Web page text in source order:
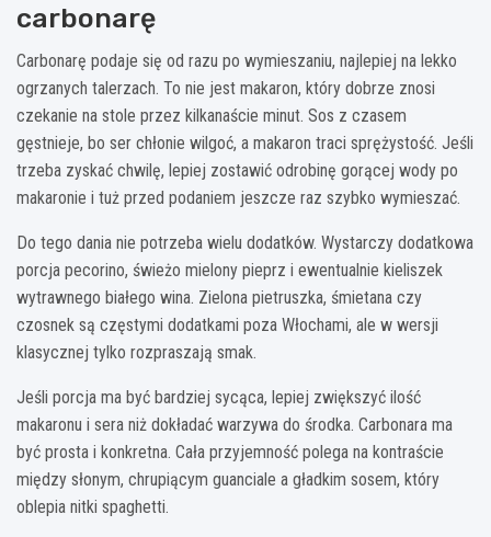
carbonarę
Carbonarę podaje się od razu po wymieszaniu, najlepiej na lekko
ogrzanych talerzach. To nie jest makaron, który dobrze znosi
czekanie na stole przez kilkanaście minut. Sos z czasem
gęstnieje, bo ser chłonie wilgoć, a makaron traci sprężystość. Jeśli
trzeba zyskać chwilę, lepiej zostawić odrobinę gorącej wody po
makaronie i tuż przed podaniem jeszcze raz szybko wymieszać.
Do tego dania nie potrzeba wielu dodatków. Wystarczy dodatkowa
porcja pecorino, świeżo mielony pieprz i ewentualnie kieliszek
wytrawnego białego wina. Zielona pietruszka, śmietana czy
czosnek są częstymi dodatkami poza Włochami, ale w wersji
klasycznej tylko rozpraszają smak.
Jeśli porcja ma być bardziej sycąca, lepiej zwiększyć ilość
makaronu i sera niż dokładać warzywa do środka. Carbonara ma
być prosta i konkretna. Cała przyjemność polega na kontraście
między słonym, chrupiącym guanciale a gładkim sosem, który
oblepia nitki spaghetti.